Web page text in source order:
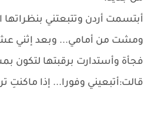
أبتسمت أردن وتتبعتني
ومشت من أمامي... وبعد إثني
فجأة وأستدارت برقبتها لتكون
قالت:أتبعيني وفورا... إذا ماكنتِ